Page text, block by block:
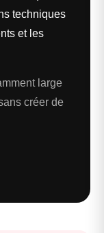
techniques
et les
large
créer de